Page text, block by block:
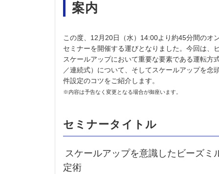
案内
この度、12月20日（水）14:00より約45分間のオ
セミナーを開催する運びとなりました。今回は、
スケールアップにおいて重要な要素である運転方
／連続式）について、そしてスケールアップを念
件設定のコツをご紹介します。
※内容は予告なく変更となる場合が御座います。
セミナータイトル
スケールアップを意識したビーズミ
定術